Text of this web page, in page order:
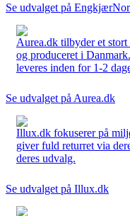
Se udvalget på
Aurea.dk tilbyder et
og produceret i
leveres inden for 1-2
Se udvalget på Aurea.dk
Illux.dk fokuserer på
giver fuld returret via
deres udvalg.
Se udvalget på Illux.dk